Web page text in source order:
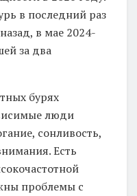
в последний раз
в мае 2024-
за два
бурях
люди
сонливость,
Есть
проблемы с